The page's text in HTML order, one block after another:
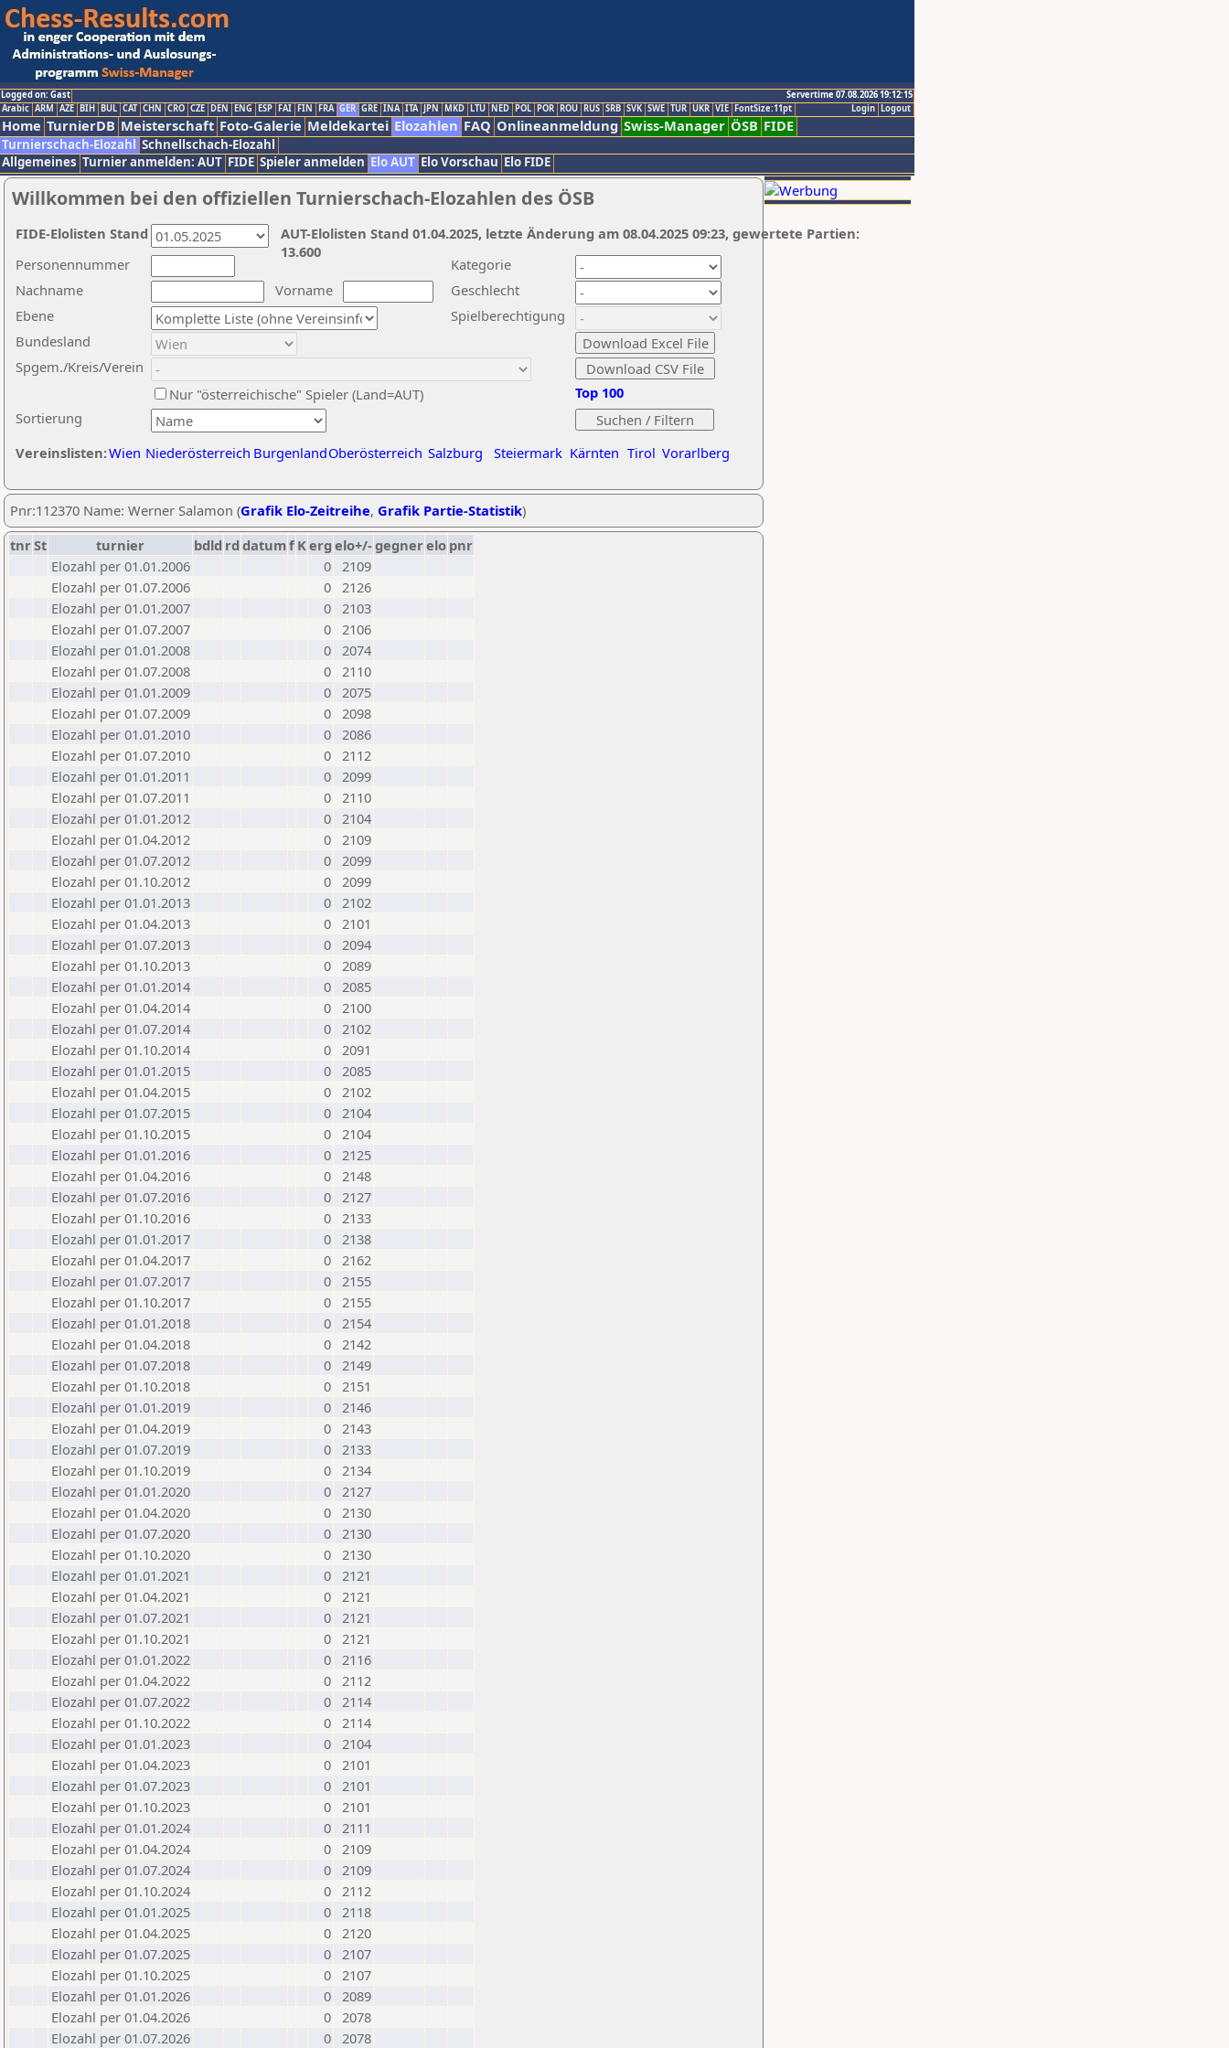
Logged on: Gast
Servertime 07.08.2026 19:12:15
Logout
Login
Arabic ARM AZE BIH BUL CAT CHN CRO CZE DEN ENG ESP FAI FIN FRA GER GRE INA ITA JPN MKD LTU NED POL POR ROU RUS SRB SVK SWE TUR UKR VIE FontSize:11pt
Home TurnierDB Meisterschaft Foto-Galerie Meldekartei Elozahlen FAQ Onlineanmeldung Swiss-Manager ÖSB FIDE
Turnierschach-Elozahl Schnellschach-Elozahl
Allgemeines Turnier anmelden: AUT FIDE Spieler anmelden Elo AUT Elo Vorschau Elo FIDE
Willkommen bei den offiziellen Turnierschach-Elozahlen des ÖSB
Nachname
Vorname
Ebene
Kategorie
Sortierung
Personennummer
Bundesland
Spgem./Kreis/Verein
Geschlecht
Nur "österreichische" Spieler (Land=AUT)
Spielberechtigung
Vereinslisten:Wien Niederösterreich BurgenlandOberösterreich Salzburg Steiermark Kärnten Tirol Vorarlberg
Top 100
AUT-Elolisten Stand 01.04.2025, letzte Änderung am 08.04.2025 09:23, gewertete Partien:
13.600
FIDE-Elolisten Stand
Pnr:112370 Name: Werner Salamon (Grafik Elo-Zeitreihe, Grafik Partie-Statistik)
tnrSt turnier bdld rd datumf Kerg elo+/-gegnerelo pnr
Elozahl per 01.01.2006
0 2109
Elozahl per 01.07.2006
0 2126
Elozahl per 01.01.2007
0 2103
Elozahl per 01.07.2007
0 2106
Elozahl per 01.01.2008
0 2074
Elozahl per 01.07.2008
0 2110
Elozahl per 01.01.2009
0 2075
Elozahl per 01.07.2009
0 2098
Elozahl per 01.01.2010
0 2086
Elozahl per 01.07.2010
0 2112
Elozahl per 01.01.2011
0 2099
Elozahl per 01.07.2011
0 2110
Elozahl per 01.01.2012
0 2104
Elozahl per 01.04.2012
0 2109
Elozahl per 01.07.2012
0 2099
Elozahl per 01.10.2012
0 2099
Elozahl per 01.01.2013
0 2102
Elozahl per 01.04.2013
0 2101
Elozahl per 01.07.2013
0 2094
Elozahl per 01.10.2013
0 2089
Elozahl per 01.01.2014
0 2085
Elozahl per 01.04.2014
0 2100
Elozahl per 01.07.2014
0 2102
Elozahl per 01.10.2014
0 2091
Elozahl per 01.01.2015
0 2085
Elozahl per 01.04.2015
0 2102
Elozahl per 01.07.2015
0 2104
Elozahl per 01.10.2015
0 2104
Elozahl per 01.01.2016
0 2125
Elozahl per 01.04.2016
0 2148
Elozahl per 01.07.2016
0 2127
Elozahl per 01.10.2016
0 2133
Elozahl per 01.01.2017
0 2138
Elozahl per 01.04.2017
0 2162
Elozahl per 01.07.2017
0 2155
Elozahl per 01.10.2017
0 2155
Elozahl per 01.01.2018
0 2154
Elozahl per 01.04.2018
0 2142
Elozahl per 01.07.2018
0 2149
Elozahl per 01.10.2018
0 2151
Elozahl per 01.01.2019
0 2146
Elozahl per 01.04.2019
0 2143
Elozahl per 01.07.2019
0 2133
Elozahl per 01.10.2019
0 2134
Elozahl per 01.01.2020
0 2127
Elozahl per 01.04.2020
0 2130
Elozahl per 01.07.2020
0 2130
Elozahl per 01.10.2020
0 2130
Elozahl per 01.01.2021
0 2121
Elozahl per 01.04.2021
0 2121
Elozahl per 01.07.2021
0 2121
Elozahl per 01.10.2021
0 2121
Elozahl per 01.01.2022
0 2116
Elozahl per 01.04.2022
0 2112
Elozahl per 01.07.2022
0 2114
Elozahl per 01.10.2022
0 2114
Elozahl per 01.01.2023
0 2104
Elozahl per 01.04.2023
0 2101
Elozahl per 01.07.2023
0 2101
Elozahl per 01.10.2023
0 2101
Elozahl per 01.01.2024
0 2111
Elozahl per 01.04.2024
0 2109
Elozahl per 01.07.2024
0 2109
Elozahl per 01.10.2024
0 2112
Elozahl per 01.01.2025
0 2118
Elozahl per 01.04.2025
0 2120
Elozahl per 01.07.2025
0 2107
Elozahl per 01.10.2025
0 2107
Elozahl per 01.01.2026
0 2089
Elozahl per 01.04.2026
0 2078
Elozahl per 01.07.2026
0 2078